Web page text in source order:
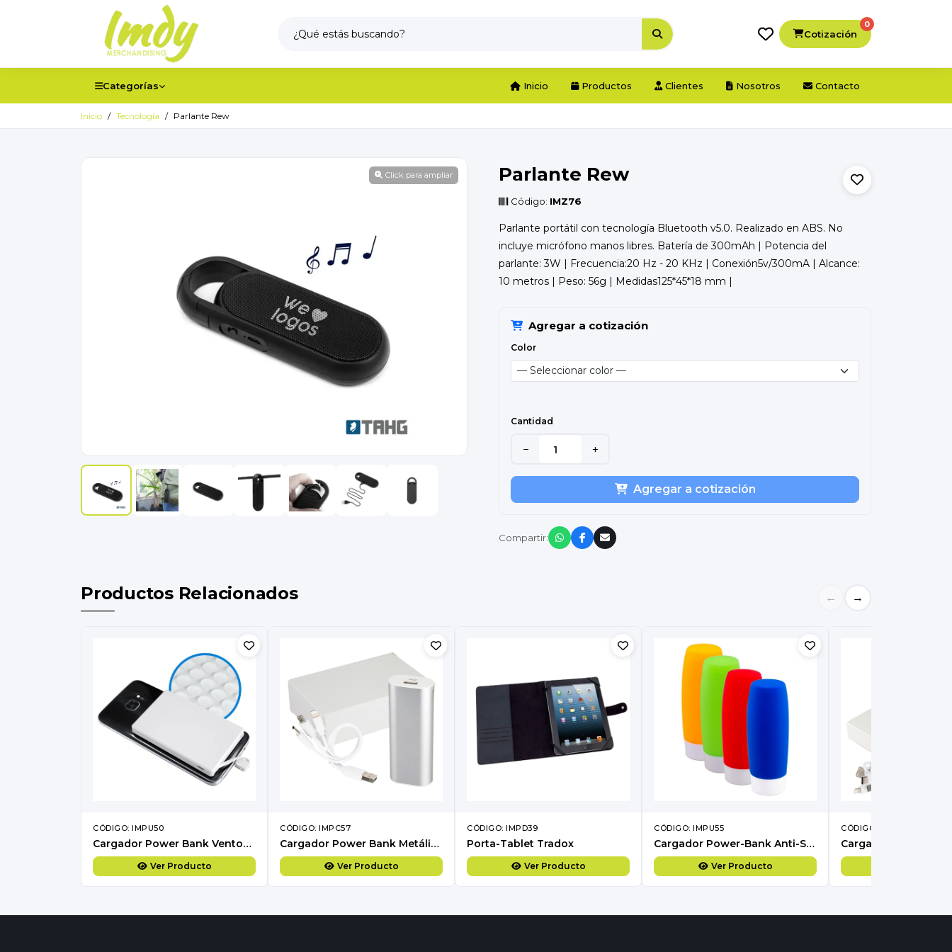
Cotización
0
Categorías Inicio Productos Clientes Nosotros Contacto
Inicio Tecnología Parlante Rew
Click para ampliar Parlante Rew
Código: IMZ76
Parlante portátil con tecnología Bluetooth v5.0. Realizado en ABS. No
incluye micrófono manos libres. Batería de 300mAh | Potencia del
parlante: 3W | Frecuencia:20 Hz - 20 KHz | Conexión5v/300mA | Alcance:
10 metros | Peso: 56g | Medidas125*45*18 mm |
Agregar a cotización
Color
Cantidad
− +
Agregar a cotización
Compartir:
Productos Relacionados ← →
CÓDIGO: IMPU50
Cargador Power Bank Ventosas
Ver Producto
CÓDIGO: IMPC57
Cargador Power Bank Metálico 5200mAh
Ver Producto
CÓDIGO: IMPD39
Porta-Tablet Tradox
Ver Producto
CÓDIGO: IMPU55
Cargador Power-Bank Anti-Stress
Ver Producto
CÓDIGO: IMPC53